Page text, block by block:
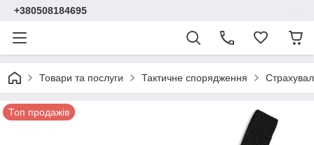
+380508184695
Товари та послуги Тактичне спорядження
Топ продажів